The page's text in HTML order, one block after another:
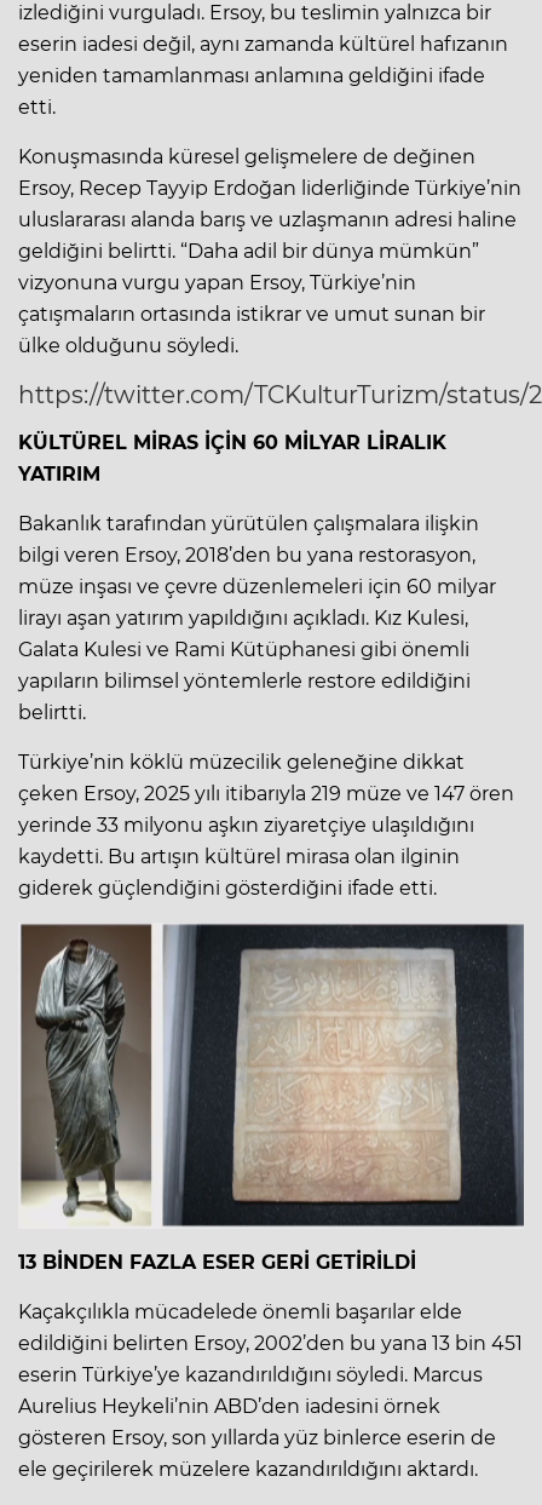
izlediğini vurguladı. Ersoy, bu teslimin yalnızca bir
eserin iadesi değil, aynı zamanda kültürel hafızanın
yeniden tamamlanması anlamına geldiğini ifade
etti.
Konuşmasında küresel gelişmelere de değinen
Ersoy, Recep Tayyip Erdoğan liderliğinde Türkiye’nin
uluslararası alanda barış ve uzlaşmanın adresi haline
geldiğini belirtti. “Daha adil bir dünya mümkün”
vizyonuna vurgu yapan Ersoy, Türkiye’nin
çatışmaların ortasında istikrar ve umut sunan bir
ülke olduğunu söyledi.
https://twitter.com/TCKulturTurizm/status/
KÜLTÜREL MİRAS İÇİN 60 MİLYAR LİRALIK
YATIRIM
Bakanlık tarafından yürütülen çalışmalara ilişkin
bilgi veren Ersoy, 2018’den bu yana restorasyon,
müze inşası ve çevre düzenlemeleri için 60 milyar
lirayı aşan yatırım yapıldığını açıkladı. Kız Kulesi,
Galata Kulesi ve Rami Kütüphanesi gibi önemli
yapıların bilimsel yöntemlerle restore edildiğini
belirtti.
Türkiye’nin köklü müzecilik geleneğine dikkat
çeken Ersoy, 2025 yılı itibarıyla 219 müze ve 147 ören
yerinde 33 milyonu aşkın ziyaretçiye ulaşıldığını
kaydetti. Bu artışın kültürel mirasa olan ilginin
giderek güçlendiğini gösterdiğini ifade etti.
13 BİNDEN FAZLA ESER GERİ GETİRİLDİ
Kaçakçılıkla mücadelede önemli başarılar elde
edildiğini belirten Ersoy, 2002’den bu yana 13 bin 451
eserin Türkiye’ye kazandırıldığını söyledi. Marcus
Aurelius Heykeli’nin ABD’den iadesini örnek
gösteren Ersoy, son yıllarda yüz binlerce eserin de
ele geçirilerek müzelere kazandırıldığını aktardı.